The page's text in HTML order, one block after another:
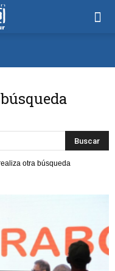
otra búsqueda